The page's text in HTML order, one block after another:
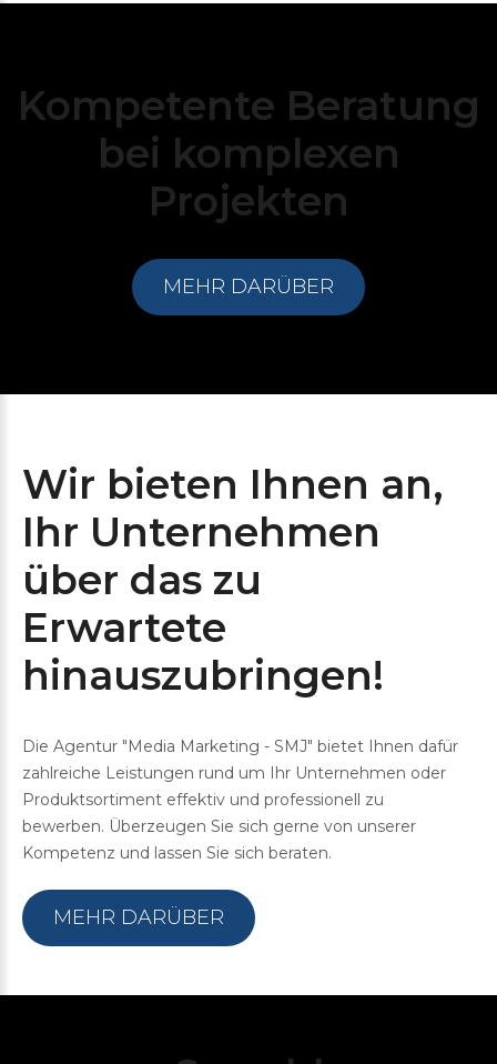
Kompetente Beratung
bei komplexen
Projekten
MEHR DARÜBER
Wir bieten Ihnen an,
Ihr Unternehmen
über das zu
Erwartete
hinauszubringen!
Die Agentur "Media Marketing - SMJ" bietet Ihnen dafür
zahlreiche Leistungen rund um Ihr Unternehmen oder
Produktsortiment effektiv und professionell zu
bewerben. Überzeugen Sie sich gerne von unserer
Kompetenz und lassen Sie sich beraten.
MEHR DARÜBER